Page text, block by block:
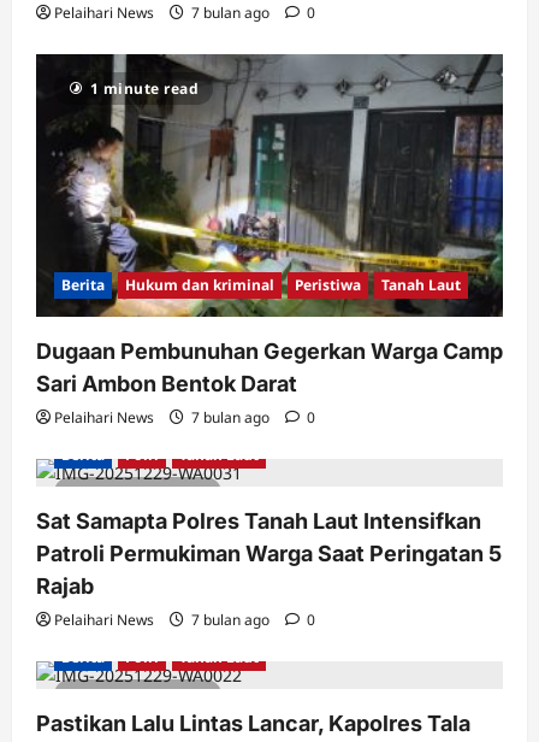
Pelaihari News 7 bulan ago 0
1 minute read
Berita Hukum dan kriminal Peristiwa Tanah Laut
Dugaan Pembunuhan Gegerkan Warga Camp
Sari Ambon Bentok Darat
Pelaihari News 7 bulan ago 0
Berita Polri Tanah Laut
Sat Samapta Polres Tanah Laut Intensifkan
Patroli Permukiman Warga Saat Peringatan 5
Rajab
Pelaihari News 7 bulan ago 0
Berita Polri Tanah Laut
Pastikan Lalu Lintas Lancar, Kapolres Tala